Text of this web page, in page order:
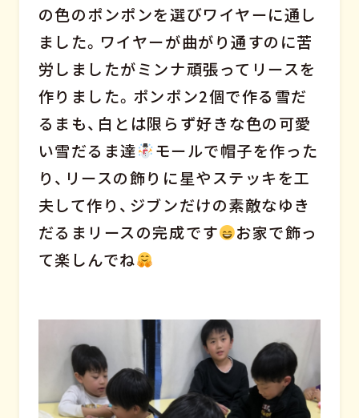
の色のポンポンを選びワイヤーに通し
ました。ワイヤーが曲がり通すのに苦
労しましたがミンナ頑張ってリースを
作りました。ポンポン2個で作る雪だ
るまも、白とは限らず好きな色の可愛
い雪だるま達
モールで帽子を作った
り、リースの飾りに星やステッキを工
夫して作り、ジブンだけの素敵なゆき
だるまリースの完成です
お家で飾っ
て楽しんでね